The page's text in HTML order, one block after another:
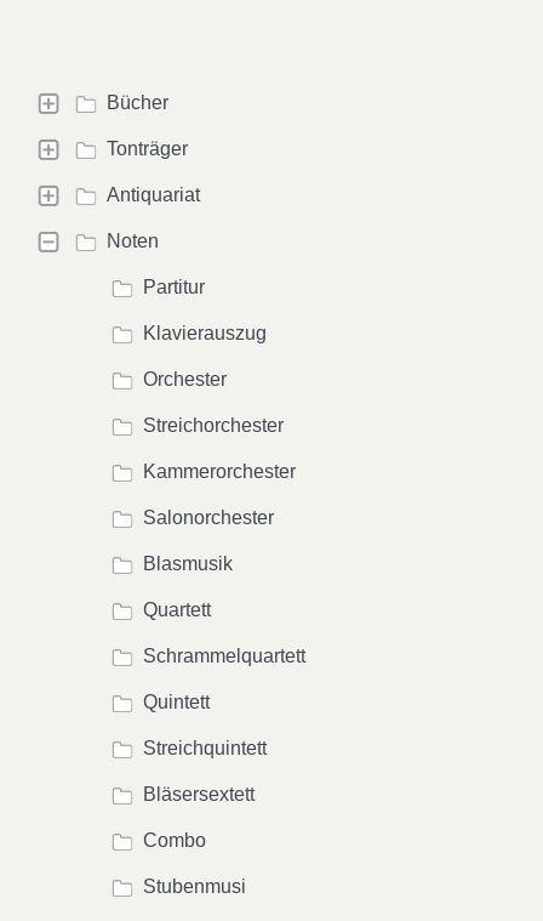
Bücher
Tonträger
Antiquariat
Noten
Partitur
Klavierauszug
Orchester
Streichorchester
Kammerorchester
Salonorchester
Blasmusik
Quartett
Schrammelquartett
Quintett
Streichquintett
Bläsersextett
Combo
Stubenmusi